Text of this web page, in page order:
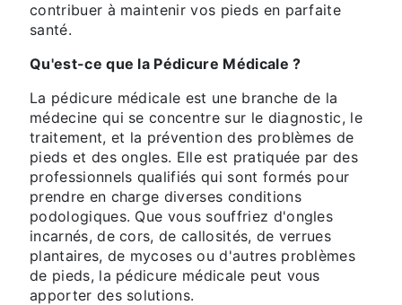
contribuer à maintenir vos pieds en parfaite
santé.
Qu'est-ce que la Pédicure Médicale ?
La pédicure médicale est une branche de la
médecine qui se concentre sur le diagnostic, le
traitement, et la prévention des problèmes de
pieds et des ongles. Elle est pratiquée par des
professionnels qualifiés qui sont formés pour
prendre en charge diverses conditions
podologiques. Que vous souffriez d'ongles
incarnés, de cors, de callosités, de verrues
plantaires, de mycoses ou d'autres problèmes
de pieds, la pédicure médicale peut vous
apporter des solutions.